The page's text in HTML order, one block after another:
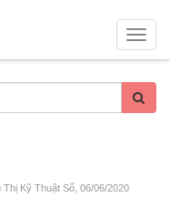
Thị Kỹ Thuật Số , 06/06/2020